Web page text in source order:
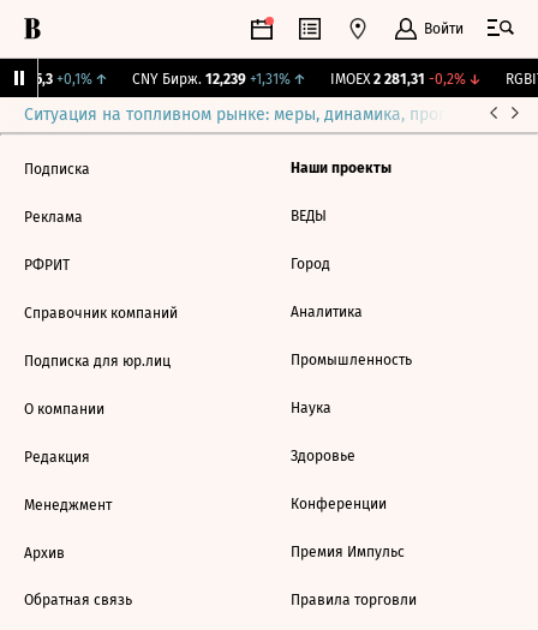
Войти
115,3 +0,1%↑ CNY Бирж. 12,239 +1,31%↑ IMOEX 2 281,31 -0,2%↓
Ситуация на топливном рынке: меры, динамика, прогнозы
Подписка
Реклама
РФРИТ
Справочник компаний
Подписка для юр.лиц
О компании
Редакция
Менеджмент
Архив
Обратная связь
Наши проекты
ВЕДЫ
Город
Аналитика
Промышленность
Наука
Здоровье
Конференции
Премия Импульс
Правила торговли